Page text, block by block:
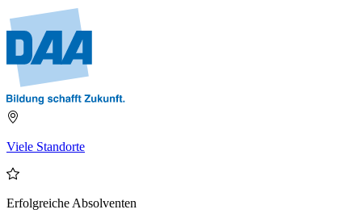
Viele Standorte
Erfolgreiche Absolventen